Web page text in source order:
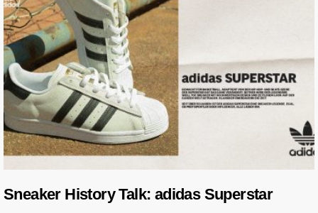
Sneaker History Talk: adidas Superstar